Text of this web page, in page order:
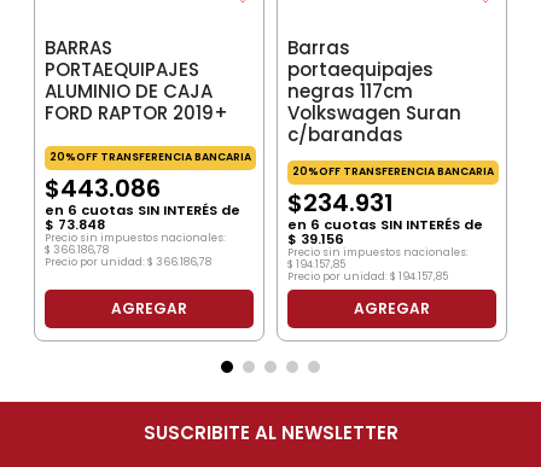
BARRAS
PORTAEQUIPAJES
ALUMINIO DE CAJA
FORD RAPTOR 2019+
20%OFF TRANSFERENCIA BANCARIA
$443.086
en 6 cuotas SIN INTERÉS de
$ 73.848
Precio sin impuestos nacionales:
$ 366.186,78
Precio por unidad:$ 366.186,78
AGREGAR
Barras
portaequipajes
negras 117cm
Volkswagen Suran
c/barandas
20%OFF TRANSFERENCIA BANCARIA
$234.931
en 6 cuotas SIN INTERÉS de
$ 39.156
Precio sin impuestos nacionales:
$ 194.157,85
Precio por unidad:$ 194.157,85
AGREGAR
SUSCRIBITE AL NEWSLETTER